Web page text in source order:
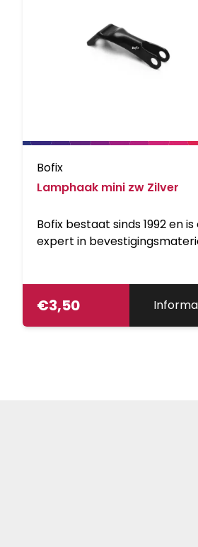
Bofix
Lamphaak mini zw Zilver
Bofix bestaat sinds 1992 en is
expert in
€3,50